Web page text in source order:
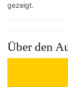
gezeigt.
Über den